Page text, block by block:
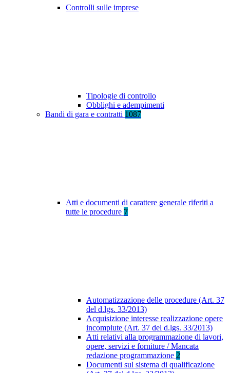
Controlli sulle imprese
Tipologie di controllo
Obblighi e adempimenti
Bandi di gara e contratti 1087
Atti e documenti di carattere generale riferiti a
tutte le procedure 7
Automatizzazione delle procedure (Art. 37
del d.lgs. 33/2013)
Acquisizione interesse realizzazione opere
incompiute (Art. 37 del d.lgs. 33/2013)
Atti relativi alla programmazione di lavori,
opere, servizi e forniture / Mancata
redazione programmazione 2
Documenti sul sistema di qualificazione